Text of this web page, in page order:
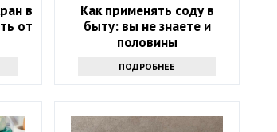
в
от
Как применять соду в
быту: вы не знаете и
половины
ПОДРОБНЕЕ